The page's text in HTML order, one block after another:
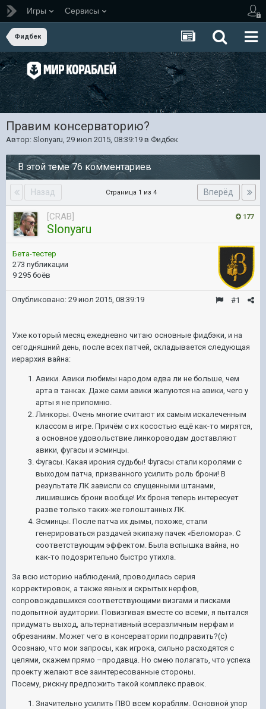
Игры Сервисы
Фидбек
Правим консерваторию?
Автор: Slonyaru, 29 июл 2015, 08:39:19 в Фидбек
В этой теме 76 комментариев
Назад Вперёд
Страница 1 из 4
177
[CRAB]
Slonyaru
Бета-тестер
273 публикации
9 295 боёв
#1
Опубликовано: 29 июл 2015, 08:39:19
Уже который месяц ежедневно читаю основные фидбэки, и на
сегодняшний день, после всех патчей, складывается следующая
иерархия вайна:
Авики. Авики любимы народом едва ли не больше, чем
арта в танках. Даже сами авики жалуются на авики, чего у
арты я не припомню.
Линкоры. Очень многие считают их самым искалеченным
классом в игре. Причём с их косостью ещё как-то мирятся,
а основное удовольствие линкороводам доставляют
авики, фугасы и эсминцы.
Фугасы. Какая ирония судьбы! Фугасы стали королями с
выходом патча, призванного усилить роль брони! В
результате ЛК зависли со спущенными штанами,
лишившись брони вообще! Их броня теперь интересует
разве только таких-же голоштанных ЛК.
Эсминцы. После патча их дымы, похоже, стали
генерироваться раздачей экипажу пачек «Беломора». С
соответствующим эффектом. Была вспышка вайна, но
как-то подозрительно быстро утихла.
За всю историю наблюдений, проводилась серия
корректировок, а также явных и скрытых нерфов,
сопровождавшихся соответствующими визгами и писками
подопытной аудитории. Повизгивая вместе со всеми, я пытался
придумать выход, альтернативный всеразличным нерфам и
обрезаниям. Может чего в консерватории подправить?(с)
Осознаю, что мои запросы, как игрока, сильно расходятся с
целями, скажем прямо –продавца. Но смею полагать, что успеха
проекту желают все заинтересованные стороны.
Посему, рискну предложить такой комплекс правок.
Значительно усилить ПВО всем кораблям. Основной упор